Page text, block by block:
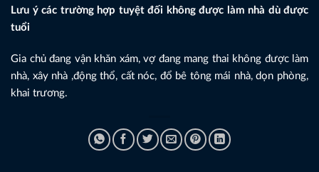
Lưu ý các trường hợp tuyệt đối không được làm nhà dù được
tuổi
Gia chủ đang vận khăn xám, vợ đang mang thai không được làm
nhà, xây nhà ,động thổ, cất nóc, đổ bê tông mái nhà, dọn phòng,
khai trương.